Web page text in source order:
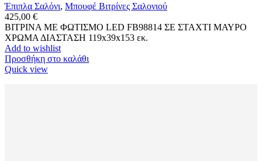
Έπιπλα Σαλόνι, Μπουφέ Βιτρίνες Σαλονιού
425,00 €
ΒΙΤΡΙΝΑ ΜΕ ΦΩΤΙΣΜΟ LED FB98814 ΣΕ ΣΤΑΧΤΙ ΜΑΥΡΟ
ΧΡΩΜΑ ΔΙΑΣΤΑΣΗ 119x39x153 εκ.
Add to wishlist
Προσθήκη στο καλάθι
Quick view